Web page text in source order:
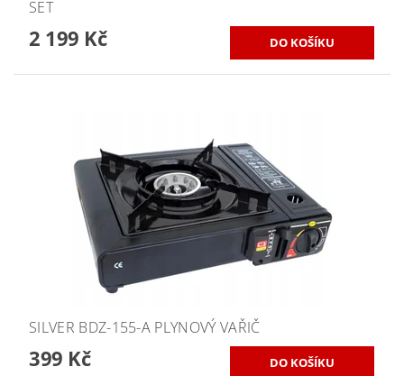
SET
2 199 Kč
SILVER BDZ-155-A PLYNOVÝ VAŘIČ
399 Kč